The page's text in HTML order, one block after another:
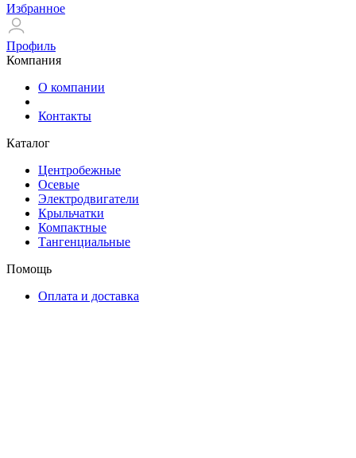
Избранное
Профиль
Компания
О компании
Контакты
Каталог
Центробежные
Осевые
Электродвигатели
Крыльчатки
Компактные
Тангенциальные
Помощь
Оплата и доставка